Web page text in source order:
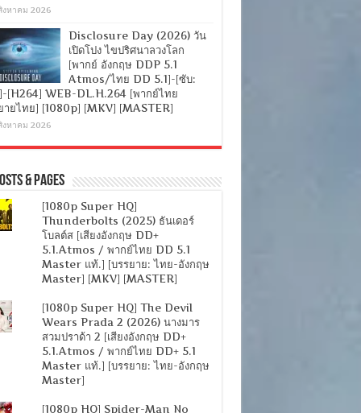
งหาคม 2026
Disclosure Day (2026) วัน
เปิดโปง ไขปริศนาลวงโลก
[พากย์ อังกฤษ DDP 5.1
Atmos/ไทย DD 5.1]-[ซับ:
[H264] WEB-DL.H.264 [พากย์ไทย
ายไทย] [1080p] [MKV] [MASTER]
งหาคม 2026
& Pages
[1080p Super HQ]
Thunderbolts (2025) ธันเดอร์
โบลต์ส [เสียงอังกฤษ DD+
5.1.Atmos / พากย์ไทย DD 5.1
Master แท้.] [บรรยาย: ไทย-อังกฤษ
Master] [MKV] [MASTER]
[1080p Super HQ] The Devil
Wears Prada 2 (2026) นางมาร
สวมปราด้า 2 [เสียงอังกฤษ DD+
5.1.Atmos / พากย์ไทย DD+ 5.1
Master แท้.] [บรรยาย: ไทย-อังกฤษ
Master]
[1080p HQ] Spider-Man No